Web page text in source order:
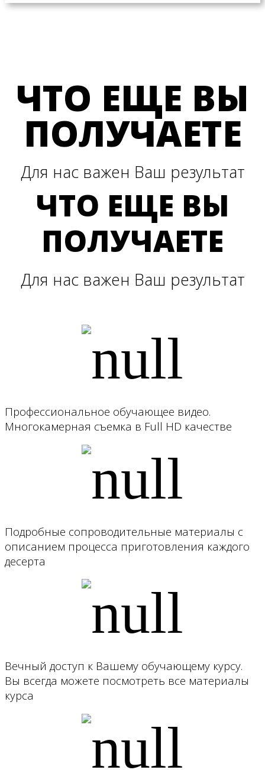
ЧТО ЕЩЕ ВЫ
ПОЛУЧАЕТЕ
Для нас важен Ваш результат
ЧТО ЕЩЕ ВЫ
ПОЛУЧАЕТЕ
Для нас важен Ваш результат
Профессиональное обучающее видео.
Многокамерная съемка в Full HD качестве
Подробные сопроводительные материалы с
описанием процесса приготовления каждого
десерта
Вечный доступ к Вашему обучающему курсу.
Вы всегда можете посмотреть все материалы
курса